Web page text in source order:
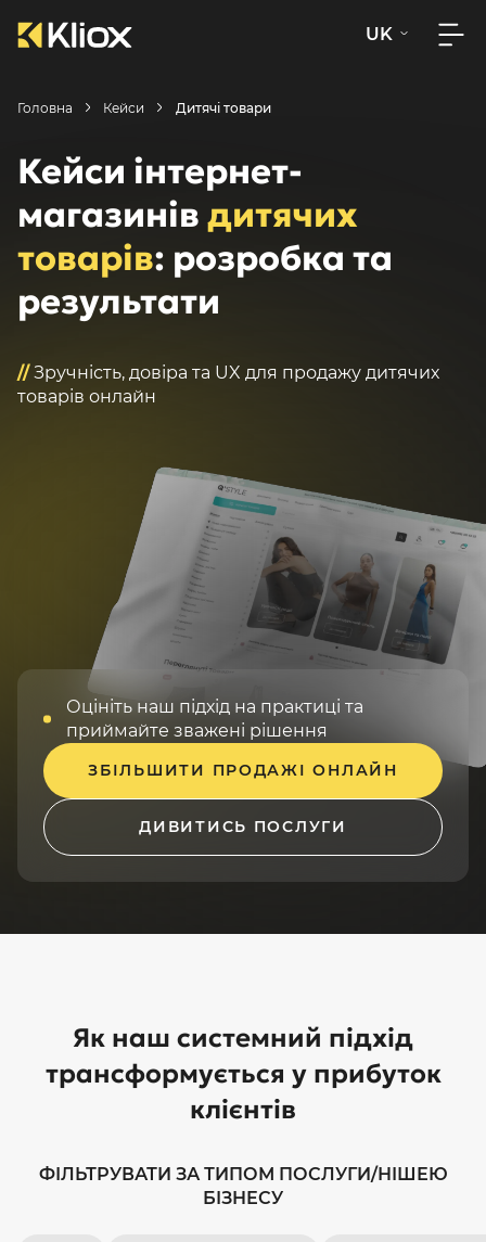
UK
Головна Кейси Дитячі товари
Кейси інтернет-
магазинів дитячих
товарів: розробка та
результати
//Зручність, довіра та UX для продажу дитячих
товарів онлайн
Оцініть наш підхід на практиці та
приймайте зважені рішення
ЗБІЛЬШИТИ ПРОДАЖІ ОНЛАЙН
ДИВИТИСЬ ПОСЛУГИ
Як наш системний підхід
трансформується у прибуток
клієнтів
ФІЛЬТРУВАТИ ЗА ТИПОМ ПОСЛУГИ/НІШЕЮ
БІЗНЕСУ